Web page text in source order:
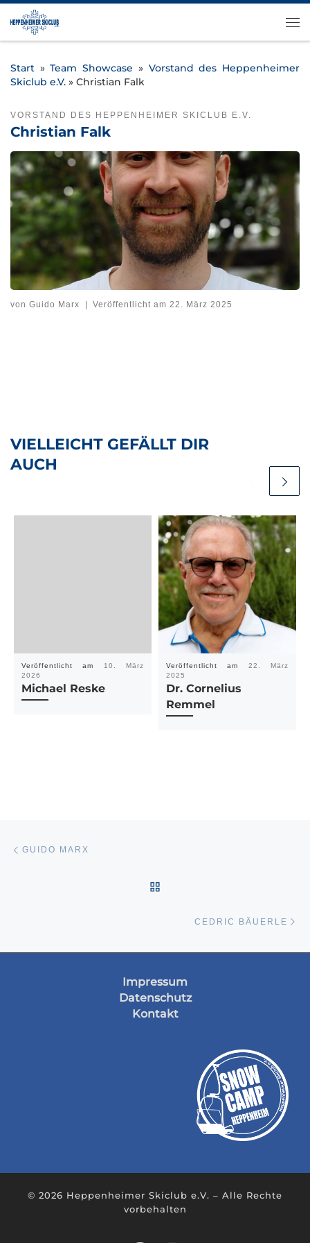
Zum Inhalt springen
Start » Team Showcase » Vorstand des Heppenheimer
Skiclub e.V. » Christian Falk
VORSTAND DES HEPPENHEIMER SKICLUB E.V.
Christian Falk
von Guido Marx | Veröffentlicht am 22. März 2025
VIELLEICHT GEFÄLLT DIR
AUCH
Veröffentlicht am
10. März
2026
Michael Reske
Veröffentlicht am 22. März
2025
Dr. Cornelius
Remmel
GUIDO MARX
CEDRIC BÄUERLE
Impressum
Datenschutz
Kontakt
© 2026 Heppenheimer Skiclub e.V. – Alle Rechte
vorbehalten